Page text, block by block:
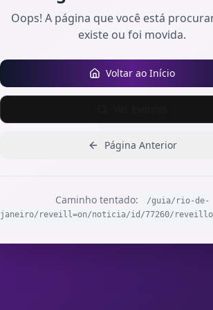
Oops! A página que você está
existe ou foi movida.
Voltar ao Início
Página Anterior
Caminho tentado:
/guia/rio-de-
janeiro/reveill=on/noticia/id/77260/